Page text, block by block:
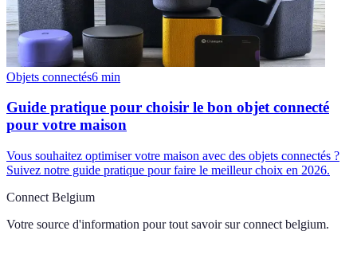
Objets connectés6 min
Guide pratique pour choisir le bon objet connecté
pour votre maison
Vous souhaitez optimiser votre maison avec des objets connectés ?
Suivez notre guide pratique pour faire le meilleur choix en 2026.
Connect Belgium
Votre source d'information pour tout savoir sur connect belgium.